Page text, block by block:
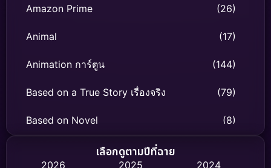
Amazon Prime (26)
Animal (17)
Animation การ์ตูน (144)
Based on a True Story เรื่องจริง (79)
Based on Novel (8)
Biography ชีวิตจริงเลือกดูตามปีที่ฉาย
2026 2025
2024